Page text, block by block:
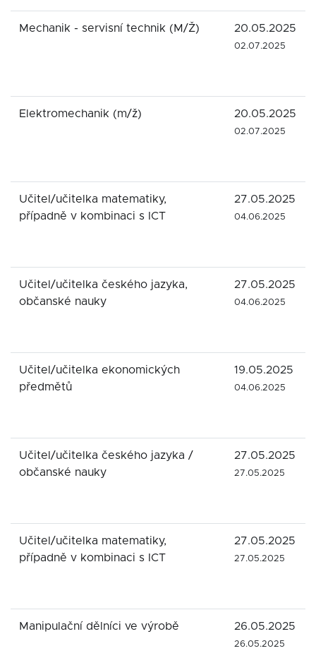
Mechanik - servisní technik (M/Ž) 20.05.2025
02.07.2025
Elektromechanik (m/ž) 20.05.2025
02.07.2025
Učitel/učitelka matematiky,
případně v kombinaci s ICT
27.05.2025
04.06.2025
Učitel/učitelka českého jazyka,
občanské nauky
27.05.2025
04.06.2025
Učitel/učitelka ekonomických
předmětů
19.05.2025
04.06.2025
Učitel/učitelka českého jazyka /
občanské nauky
27.05.2025
27.05.2025
Učitel/učitelka matematiky,
případně v kombinaci s ICT
27.05.2025
27.05.2025
Manipulační dělníci ve výrobě 26.05.2025
26.05.2025